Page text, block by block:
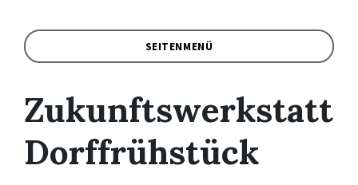
SEITENMENÜ
Zukunftswerkstatt
Dorffrühstück